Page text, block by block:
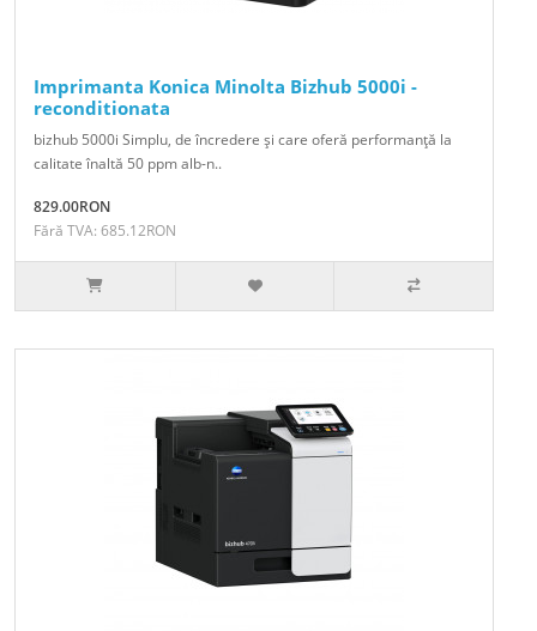
Imprimanta Konica Minolta Bizhub 5000i -
reconditionata
bizhub 5000i Simplu, de încredere şi care oferă performanţă la
calitate înaltă 50 ppm alb-n..
829.00RON
Fără TVA: 685.12RON